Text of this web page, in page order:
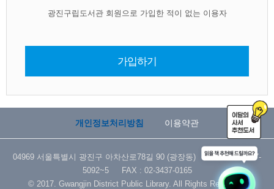
광진구립도서관 회원으로 가입한 적이 없는 이용자
가입하기
개인정보처리방침 이용약관
04969 서울특별시 광진구 아차산로78길 90 (광장동) TEL : 02-3437-
5092~5 FAX : 02-3437-0165
© 2017. Gwangjin District Public Library. All Rights Reserved.